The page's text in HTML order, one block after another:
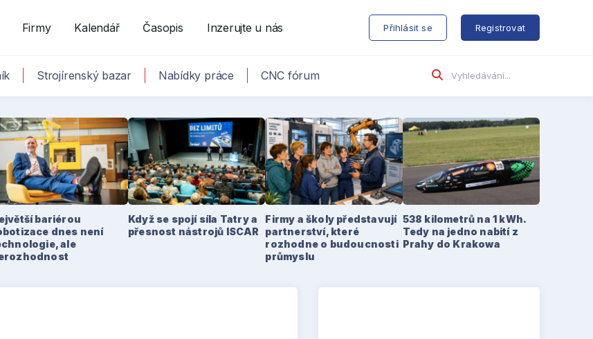
Firmy Kalendář Časopis Inzerujte u nás Přihlásit se Registrovat
Strojírenský bazar Nabídky práce CNC fórum
bariérou
dnes není
ale
Když se spojí síla Tatry a
přesnost nástrojů ISCAR
Firmy a školy představují
partnerství, které
rozhodne o budoucnosti
průmyslu
538 kilometrů na 1 kWh.
Tedy na jedno nabití z
Prahy do Krakowa